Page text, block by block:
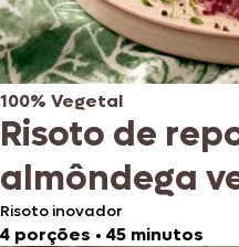
100% Vegetal
Risoto de
almôndega
Risoto inovador
4 porções • 45 minutos